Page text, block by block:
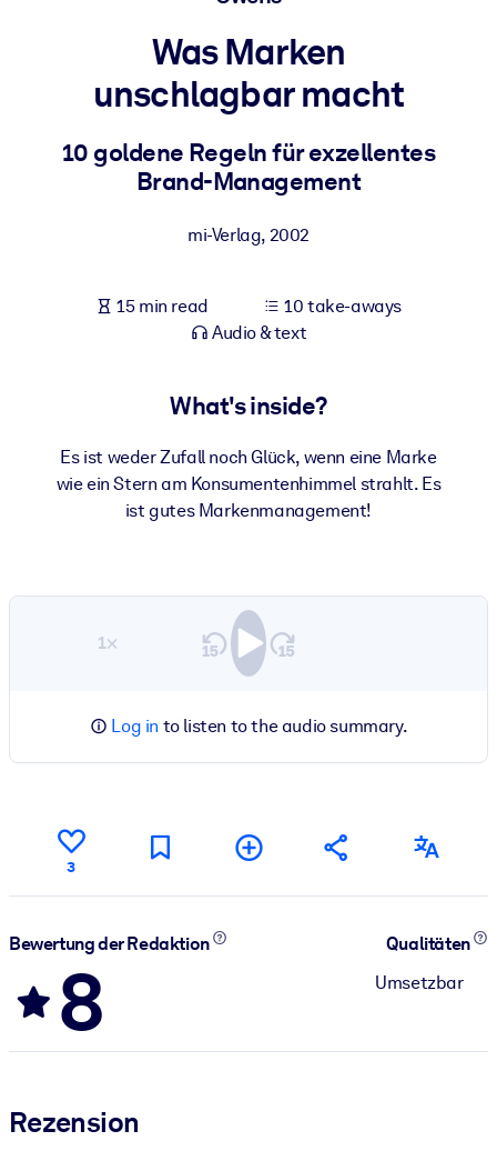
Bring bite-sized, verified knowledge into your LMS/LXP for
For Corporate Libraries
Fuel your AI systems with reliable, structured knowledge to
Was Marken
unschlagbar macht
10 goldene Regeln für exzellentes
Brand-Management
mi-Verlag, 2002
15 min read
10 take-aways
Audio & text
What's inside?
Es ist weder Zufall noch Glück, wenn eine Marke
wie ein Stern am Konsumentenhimmel strahlt. Es
ist gutes Markenmanagement!
1×
Log in to listen to the audio summary.
3
Bewertung der Redaktion
8
Qualitäten
Umsetzbar
Rezension